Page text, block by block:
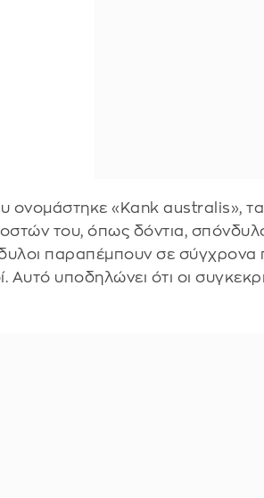
ονομάστηκε «Kank australis»,
του, όπως δόντια,
παραπέμπουν σε σύγχρονα
Αυτό υποδηλώνει ότι οι